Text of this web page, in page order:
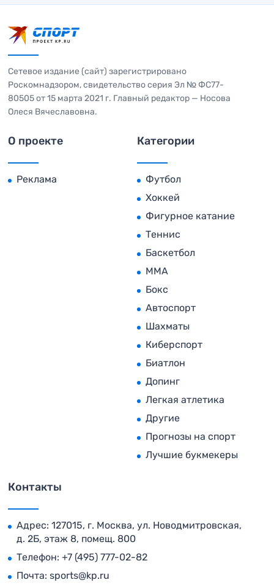
Сетевое издание (сайт) зарегистрировано
Роскомнадзором, свидетельство серия Эл № ФС77-
80505 от 15 марта 2021 г. Главный редактор — Носова
Олеся Вячеславовна.
О проекте
Реклама
Категории
Футбол
Хоккей
Фигурное катание
Теннис
Баскетбол
MMA
Бокс
Автоспорт
Шахматы
Киберспорт
Биатлон
Допинг
Легкая атлетика
Другие
Прогнозы на спорт
Лучшие букмекеры
Контакты
Адрес: 127015, г. Москва, ул. Новодмитровская,
д. 2Б, этаж 8, помещ. 800
Телефон: +7 (495) 777-02-82
Почта: sports@kp.ru